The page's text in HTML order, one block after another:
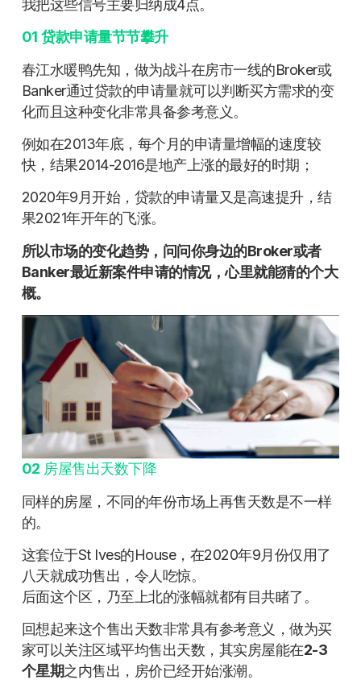
我把这些信号主要归纳成4点。
01 贷款申请量节节攀升
春江水暖鸭先知，做为战斗在房市一线的Broker或
Banker通过贷款的申请量就可以判断买方需求的变
化而且这种变化非常具备参考意义。
例如在2013年底，每个月的申请量增幅的速度较
快，结果2014-2016是地产上涨的最好的时期；
2020年9月开始，贷款的申请量又是高速提升，结
果2021年开年的飞涨。
所以市场的变化趋势，问问你身边的Broker或者
Banker最近新案件申请的情况，心里就能猜的个大
概。
02 房屋售出天数下降
同样的房屋，不同的年份市场上再售天数是不一样
的。
这套位于St Ives的House，在2020年9月份仅用了
八天就成功售出，令人吃惊。
后面这个区，乃至上北的涨幅就都有目共睹了。
回想起来这个售出天数非常具有参考意义，做为买
家可以关注区域平均售出天数，其实房屋能在2-3
个星期之内售出，房价已经开始涨潮。